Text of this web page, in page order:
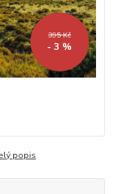
395 Kč
- 3 %
popis